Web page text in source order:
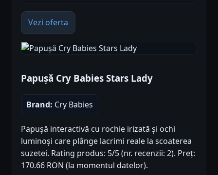
Vezi oferta
Papușă Cry Babies Stars Lady
Brand: Cry Babies
Papușă interactivă cu rochie irizată și ochi
luminoși care plânge lacrimi reale la scoaterea
suzetei. Rating produs: 5/5 (nr. recenzii: 2). Preț:
170.66 RON (la momentul datelor).